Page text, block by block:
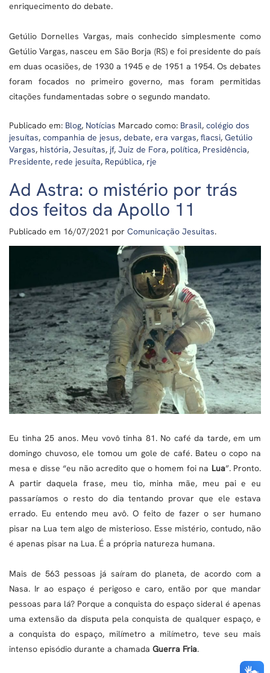
enriquecimento do debate.
Getúlio Dornelles Vargas, mais conhecido simplesmente como
Getúlio Vargas, nasceu em São Borja (RS) e foi presidente do país
em duas ocasiões, de 1930 a 1945 e de 1951 a 1954. Os debates
foram focados no primeiro governo, mas foram permitidas
citações fundamentadas sobre o segundo mandato.
Publicado em: Blog, Notícias Marcado como: Brasil, colégio dos
jesuítas, companhia de jesus, debate, era vargas, flacsi, Getúlio
Vargas, história, Jesuítas, jf, Juiz de Fora, política, Presidência,
Presidente, rede jesuíta, República, rje
Ad Astra: o mistério por trás
dos feitos da Apollo 11
Publicado em 16/07/2021 por Comunicação Jesuitas.
Eu tinha 25 anos. Meu vovô tinha 81. No café da tarde, em um
domingo chuvoso, ele tomou um gole de café. Bateu o copo na
mesa e disse “eu não acredito que o homem foi na Lua”. Pronto.
A partir daquela frase, meu tio, minha mãe, meu pai e eu
passaríamos o resto do dia tentando provar que ele estava
errado. Eu entendo meu avô. O feito de fazer o ser humano
pisar na Lua tem algo de misterioso. Esse mistério, contudo, não
é apenas pisar na Lua. É a própria natureza humana.
Mais de 563 pessoas já saíram do planeta, de acordo com a
Nasa. Ir ao espaço é perigoso e caro, então por que mandar
pessoas para lá? Porque a conquista do espaço sideral é apenas
uma extensão da disputa pela conquista de qualquer espaço, e
a conquista do espaço, milímetro a milímetro, teve seu mais
intenso episódio durante a chamada Guerra Fria.